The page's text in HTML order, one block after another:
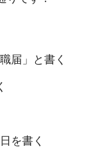
届」と書く
を書く